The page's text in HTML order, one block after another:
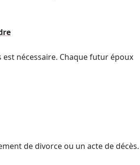
nécessaire. Chaque futur époux
de divorce ou un acte de décès.